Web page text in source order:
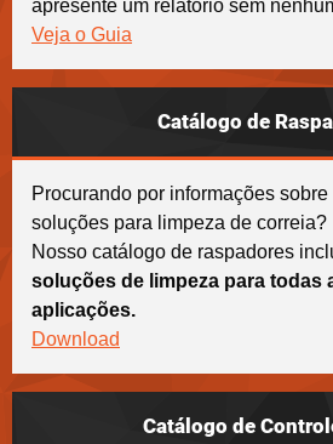
apresente um relatório sem
Veja o Guia
Catálogo de
Procurando por informações sobre
soluções para limpeza de correia?
Nosso catálogo de raspadores
soluções de limpeza para todas
aplicações.
Download
Catálogo de